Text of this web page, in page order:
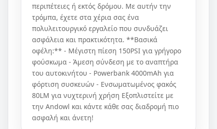
περιπέτειες ή εκτός δρόμου. Με αυτήν την
τρόμπα, έχετε στα χέρια σας ένα
πολυλειτουργικό εργαλείο που συνδυάζει
ασφάλεια και πρακτικότητα. **Βασικά
οφέλη:** - Μέγιστη πίεση 150PSI για γρήγορο
φούσκωμα - Άμεση σύνδεση με το αναπτήρα
του αυτοκινήτου - Powerbank 4000mAh για
φόρτιση συσκευών - Ενσωματωμένος φακός
80LM για νυχτερινή χρήση Εξοπλιστείτε με
την Andowl και κάντε κάθε σας διαδρομή πιο
ασφαλή και άνετη!